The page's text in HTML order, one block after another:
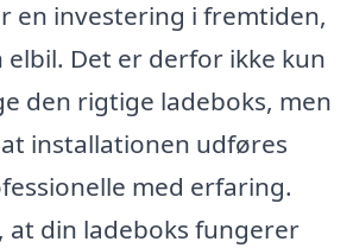
en investering i fremtiden,
elbil. Det er derfor ikke kun
den rigtige ladeboks, men
installationen udføres
med erfaring.
at din ladeboks fungerer